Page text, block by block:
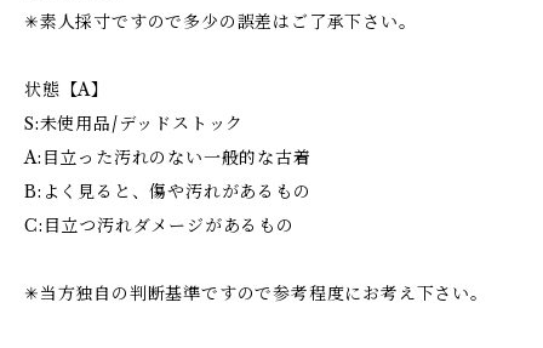
✳︎素人採寸ですので多少の誤差はご了承下さい。
状態【A】
S:未使用品/デッドストック
A:目立った汚れのない一般的な古着
B:よく見ると、傷や汚れがあるもの
C:目立つ汚れダメージがあるもの
✳︎当方独自の判断基準ですので参考程度にお考え下さい。